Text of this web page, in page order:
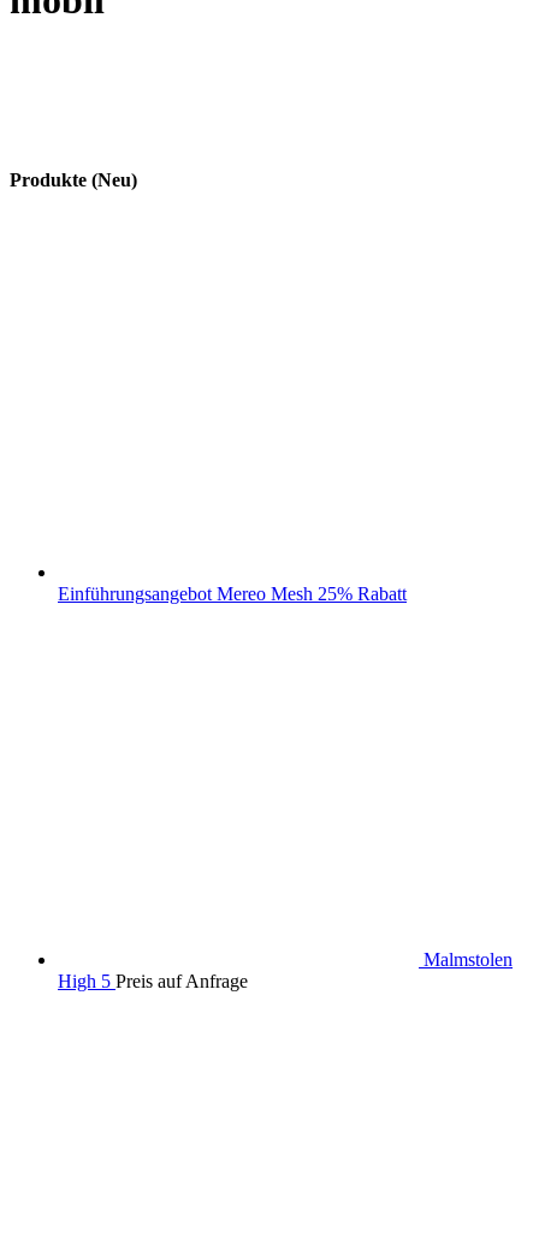
Produkte (Neu)
Einführungsangebot Mereo Mesh 25% Rabatt
Malmstolen
High 5 Preis auf Anfrage